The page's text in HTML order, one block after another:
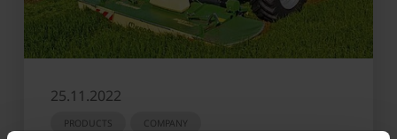
25.11.2022
PRODUCTS COMPANY